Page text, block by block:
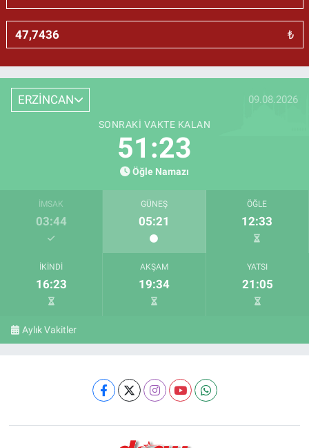
₺
ERZİNCAN 09.08.2026
SONRAKI VAKTE KALAN
51:23
Öğle Namazı
İMSAK
03:44
GÜNEŞ
05:21
ÖĞLE
12:33
İKINDI
16:23
AKŞAM
19:34
YATSI
21:05
Aylık Vakitler